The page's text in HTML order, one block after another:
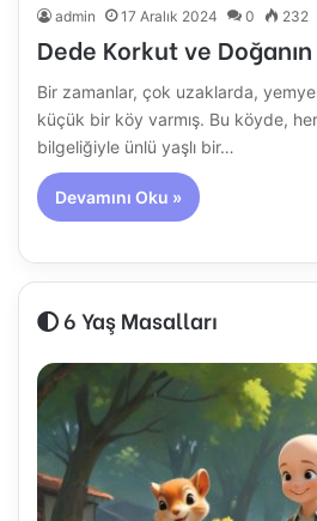
admin 17 Aralık 2024 0 232
Dede Korkut ve
Bir zamanlar, çok uzaklarda,
küçük bir köy varmış. Bu köyde,
bilgeliğiyle ünlü yaşlı bir…
Devamını Oku »
6 Yaş Masalları